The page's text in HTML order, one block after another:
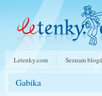
Letenky.com Seznam blogů
Gabika